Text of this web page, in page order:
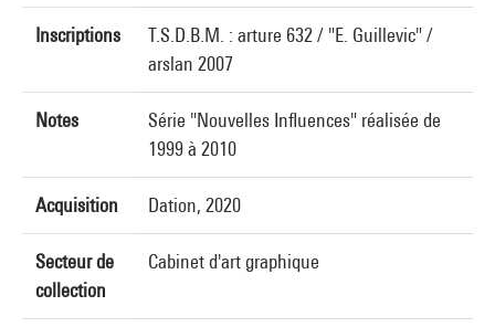
Inscriptions
T.S.D.B.M. : arture 632 / "E. Guillevic" /
arslan 2007
Notes
Série "Nouvelles Influences" réalisée de
1999 à 2010
Acquisition Dation, 2020
Secteur de
collection
Cabinet d'art graphique